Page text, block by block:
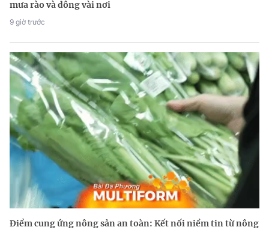
mưa rào và dông vài nơi
9 giờ trước
Điểm cung ứng nông sản an toàn: Kết nối niềm tin từ nông